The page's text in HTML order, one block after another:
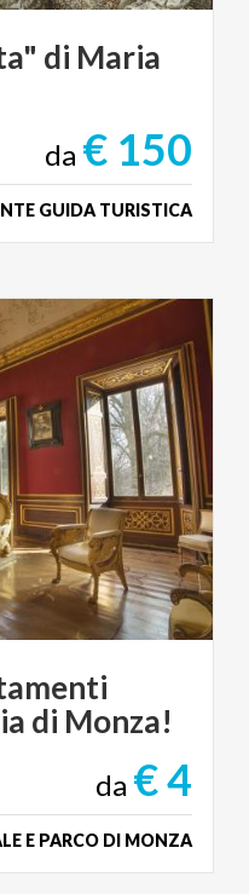
di Maria
da € 150
GUIDA TURISTICA
di Monza!
da € 4
E PARCO DI MONZA